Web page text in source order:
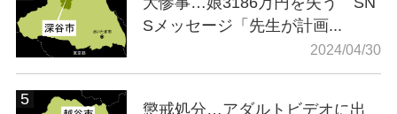
Sメッセージ「先生が計画...
2024/04/30
懲戒処分…アダルトビデオに出